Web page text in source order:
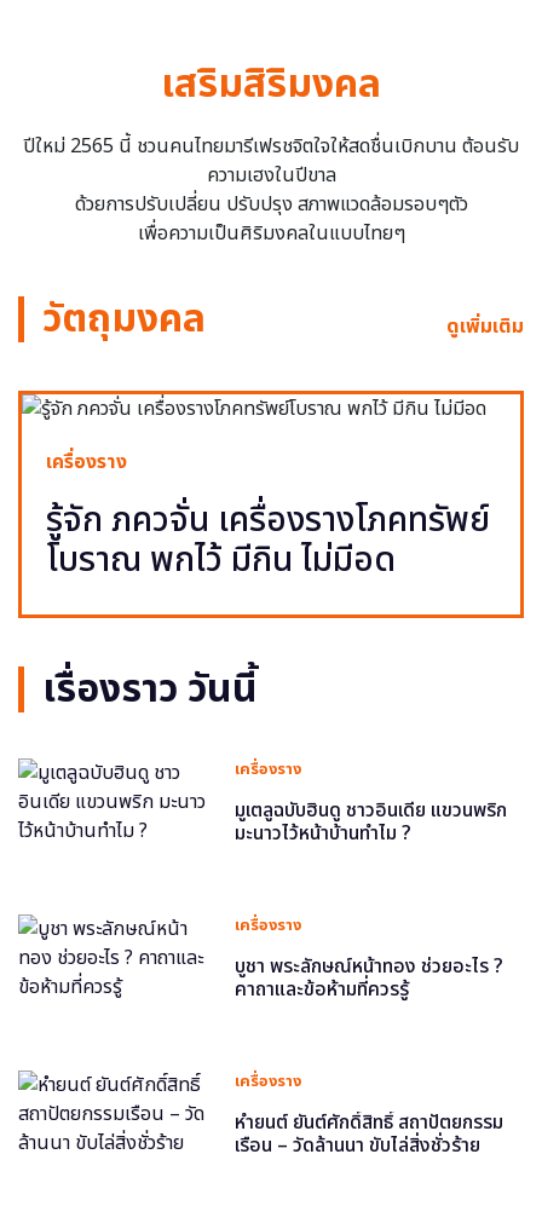
เสริมสิริมงคล
ปีใหม่ 2565 นี้ ชวนคนไทยมารีเฟรชจิตใจให้สดชื่นเบิกบาน ต้อนรับ
ความเฮงในปีขาล
ด้วยการปรับเปลี่ยน ปรับปรุง สภาพแวดล้อมรอบๆตัว
เพื่อความเป็นศิริมงคลในแบบไทยๆ
วัตถุมงคล ดูเพิ่มเติม
เครื่องราง
รู้จัก ภควจั่น เครื่องรางโภคทรัพย์
โบราณ พกไว้ มีกิน ไม่มีอด
เรื่องราว วันนี้
เครื่องราง
มูเตลูฉบับฮินดู ชาวอินเดีย แขวนพริก
มะนาวไว้หน้าบ้านทำไม ?
เครื่องราง
บูชา พระลักษณ์หน้าทอง ช่วยอะไร ?
คาถาและข้อห้ามที่ควรรู้
เครื่องราง
หำยนต์ ยันต์ศักดิ์สิทธิ์ สถาปัตยกรรม
เรือน – วัดล้านนา ขับไล่สิ่งชั่วร้าย